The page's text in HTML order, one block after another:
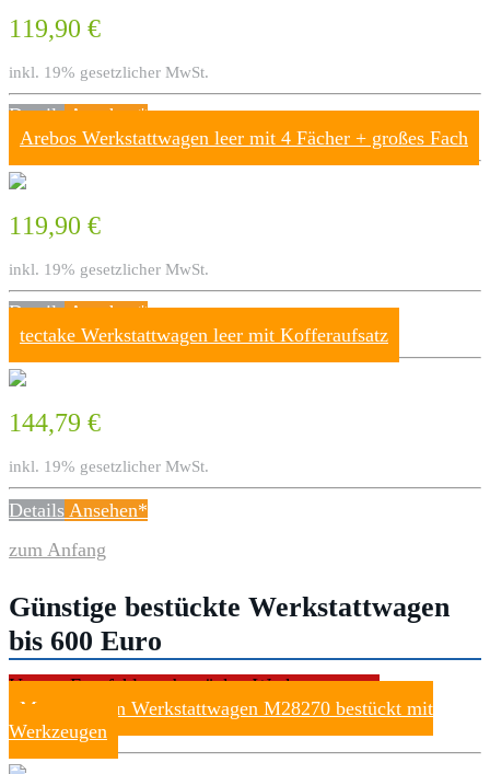
119,90 €
inkl. 19% gesetzlicher MwSt.
DetailsAnsehen*
Arebos Werkstattwagen leer mit 4 Fächer + großes Fach
119,90 €
inkl. 19% gesetzlicher MwSt.
DetailsAnsehen*
tectake Werkstattwagen leer mit Kofferaufsatz
144,79 €
inkl. 19% gesetzlicher MwSt.
Details Ansehen*
zum Anfang
Günstige bestückte Werkstattwagen
bis 600 Euro
Unsere Empfehlung bestückte Werkstattwagen
Mannesmann Werkstattwagen M28270 bestückt mit
Werkzeugen